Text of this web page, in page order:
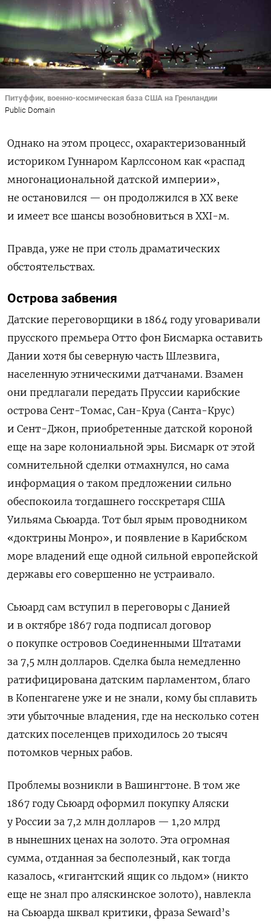
Питуффик, военно-космическая база США на Гренландии
Public Domain
Однако на этом процесс, охарактеризованный
историком Гуннаром Карлссоном как «распад
многонациональной датской империи»,
не остановился — он продолжился в XХ веке
и имеет все шансы возобновиться в XXI-м.
Правда, уже не при столь драматических
обстоятельствах.
Острова забвения
Датские переговорщики в 1864 году уговаривали
прусского премьера Отто фон Бисмарка оставить
Дании хотя бы северную часть Шлезвига,
населенную этническими датчанами. Взамен
они предлагали передать Пруссии карибские
острова Сент-Томас, Сан-Круа (Санта-Крус)
и Сент-Джон, приобретенные датской короной
еще на заре колониальной эры. Бисмарк от этой
сомнительной сделки отмахнулся, но сама
информация о таком предложении сильно
обеспокоила тогдашнего госскретаря США
Уильяма Сьюарда. Тот был ярым проводником
«доктрины Монро», и появление в Карибском
море владений еще одной сильной европейской
державы его совершенно не устраивало.
Сьюард сам вступил в переговоры с Данией
и в октябре 1867 года подписал договор
о покупке островов Соединенными Штатами
за 7,5 млн долларов. Сделка была немедленно
ратифицирована датским парламентом, благо
в Копенгагене уже и не знали, кому бы сплавить
эти убыточные владения, где на несколько сотен
датских поселенцев приходилось 20 тысяч
потомков черных рабов.
Проблемы возникли в Вашингтоне. В том же
1867 году Сьюард оформил покупку Аляски
у России за 7,2 млн долларов — 1,20 млрд
в нынешних ценах на золото. Эта огромная
сумма, отданная за бесполезный, как тогда
казалось, «гигантский ящик со льдом» (никто
еще не знал про аляскинское золото), навлекла
на Сьюарда шквал критики, фраза Seward’s